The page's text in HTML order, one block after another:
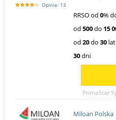
Opinie: 13
RRSO od 0%
od 500do 15
od 20do 30 lat
30dni
PrimaStar
Miloan Polska